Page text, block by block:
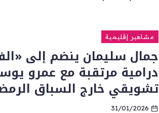
مشاهير إقليمية
جمال سليمان ينضم إلى
درامية مرتقبة مع عمرو
تشويقي خارج السباق
31/01/2026